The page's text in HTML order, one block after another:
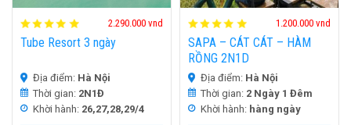
2.290.000 vnd
Tube Resort 3 ngày
Địa điểm: Hà Nội
Thời gian: 2N1Đ
Khời hành: 26,27,28,29/4
1.200.000 vnd
SAPA – CÁT CÁT – HÀM
RỒNG 2N1D
Địa điểm: Hà Nội
Thời gian: 2 Ngày 1 Đêm
Khời hành: hàng ngày